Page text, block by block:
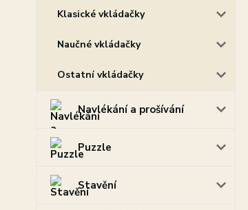
Klasické vkládačky
Naučné vkládačky
Ostatní vkládačky
Navlékání a prošívání
Puzzle
Stavění